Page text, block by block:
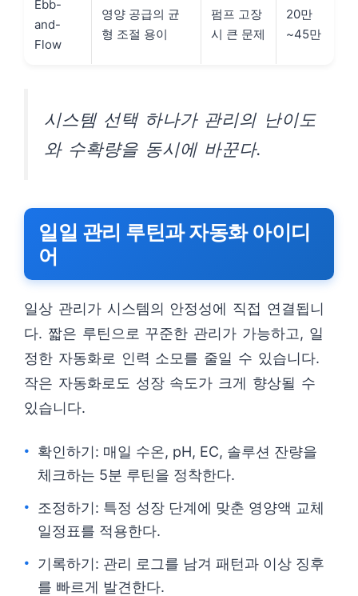
Ebb-
and-
Flow
영양 공급의 균
형 조절 용이
펌프 고장
시 큰 문제
20만
~45만
시스템 선택 하나가 관리의 난이도
와 수확량을 동시에 바꾼다.
일일 관리 루틴과 자동화 아이디
어
일상 관리가 시스템의 안정성에 직접 연결됩니
다. 짧은 루틴으로 꾸준한 관리가 가능하고, 일
정한 자동화로 인력 소모를 줄일 수 있습니다.
작은 자동화로도 성장 속도가 크게 향상될 수
있습니다.
확인하기: 매일 수온, pH, EC, 솔루션 잔량을
체크하는 5분 루틴을 정착한다.
조정하기: 특정 성장 단계에 맞춘 영양액 교체
일정표를 적용한다.
기록하기: 관리 로그를 남겨 패턴과 이상 징후
를 빠르게 발견한다.